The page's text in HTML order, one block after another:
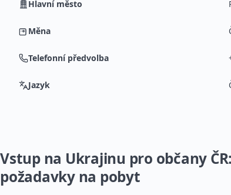
Hlavní město
Měna
Telefonní předvolba
Jazyk
Vstup na Ukrajinu pro občany
požadavky na pobyt